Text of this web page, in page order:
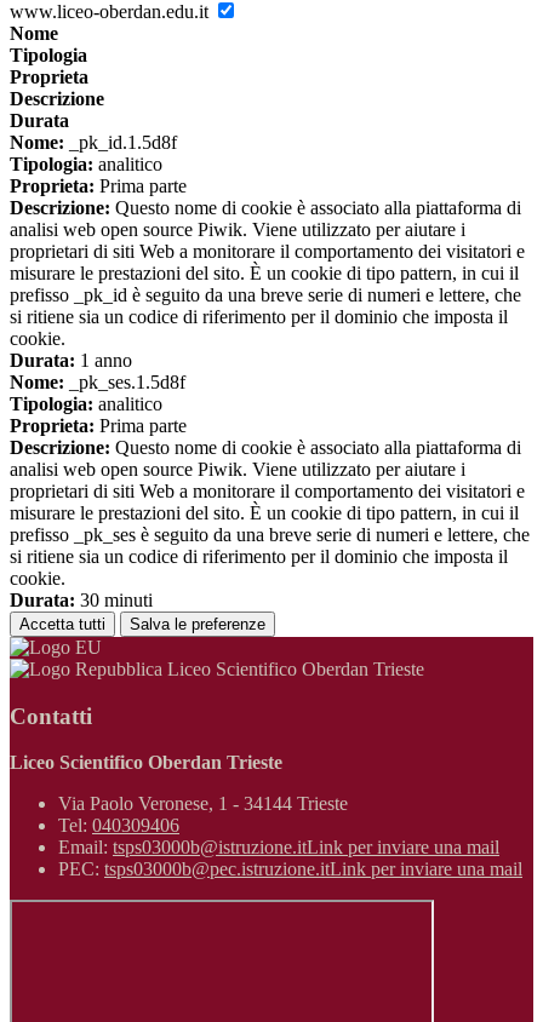
www.liceo-oberdan.edu.it
Nome
Tipologia
Proprieta
Descrizione
Durata
Nome: _pk_id.1.5d8f
Tipologia: analitico
Proprieta: Prima parte
Descrizione: Questo nome di cookie è associato alla piattaforma di
analisi web open source Piwik. Viene utilizzato per aiutare i
proprietari di siti Web a monitorare il comportamento dei visitatori e
misurare le prestazioni del sito. È un cookie di tipo pattern, in cui il
prefisso _pk_id è seguito da una breve serie di numeri e lettere, che
si ritiene sia un codice di riferimento per il dominio che imposta il
cookie.
Durata: 1 anno
Nome: _pk_ses.1.5d8f
Tipologia: analitico
Proprieta: Prima parte
Descrizione: Questo nome di cookie è associato alla piattaforma di
analisi web open source Piwik. Viene utilizzato per aiutare i
proprietari di siti Web a monitorare il comportamento dei visitatori e
misurare le prestazioni del sito. È un cookie di tipo pattern, in cui il
prefisso _pk_ses è seguito da una breve serie di numeri e lettere, che
si ritiene sia un codice di riferimento per il dominio che imposta il
cookie.
Durata: 30 minuti
Accetta tutti Salva le preferenze
Liceo Scientifico Oberdan Trieste
Contatti
Liceo Scientifico Oberdan Trieste
Via Paolo Veronese, 1 - 34144 Trieste
Tel: 040309406
Email: tsps03000b@istruzione.itLink per inviare una mail
PEC: tsps03000b@pec.istruzione.itLink per inviare una mail